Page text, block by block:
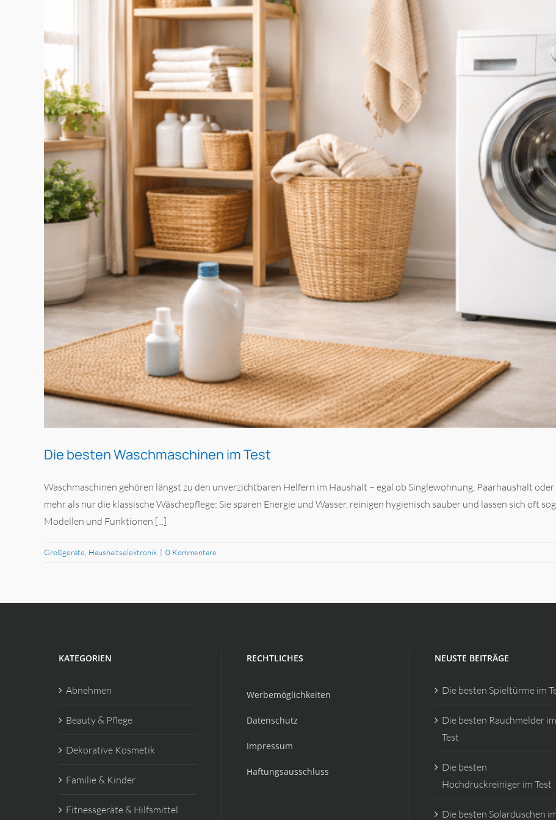
Die besten Waschmaschinen im Test
Waschmaschinen gehören längst zu den unverzichtbaren Helfern im Haushalt – egal ob Singlewohnung, Paarhaushalt
mehr als nur die klassische Wäschepflege: Sie sparen Energie und Wasser, reinigen hygienisch sauber und lassen sich oft
Modellen und Funktionen [...]
Großgeräte Haushaltselektronik | 0 Kommentare
KATEGORIEN
Abnehmen
Beauty & Pflege
Dekorative Kosmetik
Familie & Kinder
Fitnessgeräte & Hilfsmittel
RECHTLICHES
Werbemöglichkeiten
Datenschutz
Impressum
Haftungsausschluss
NEUSTE BEITRÄGE
Die besten Spieltürme im
Die besten Rauchmelder im
Test
Die besten
Hochdruckreiniger im Test
Die besten Solarduschen